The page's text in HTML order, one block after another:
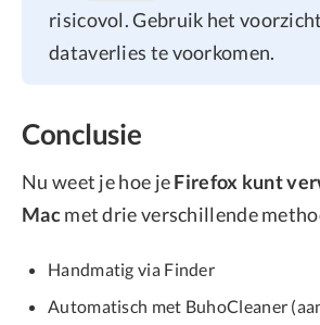
risicovol. Gebruik het
dataverlies te voorkomen.
Conclusie
Nu weet je hoe jeFirefox kunt
Macmet drie verschillende
Handmatig via Finder
Automatisch met BuhoCleaner